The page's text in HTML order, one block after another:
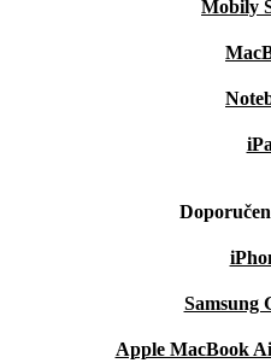
Mobily
Samsung
Apple MacBook